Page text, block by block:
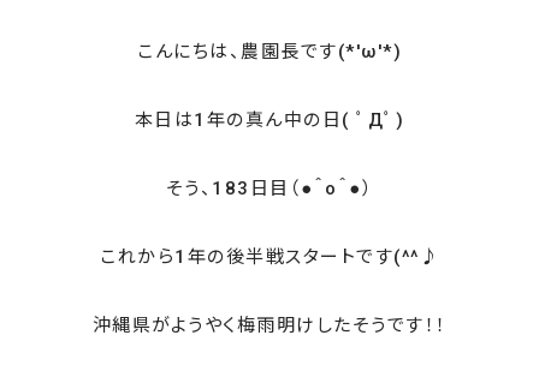
こんにちは、農園長です(*'ω'*)
本日は1年の真ん中の日( ﾟДﾟ)
そう、183日目（●＾o＾●）
これから1年の後半戦スタートです(^^♪
沖縄県がようやく梅雨明けしたそうです！！